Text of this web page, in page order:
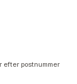
efter postnummer